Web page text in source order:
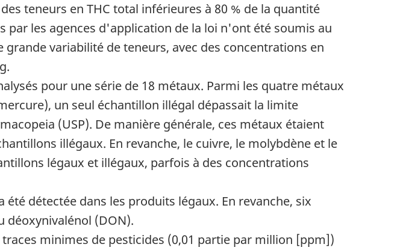
teneurs en THC total inférieures à 80 % de la quantité
les agences d'application de la loi n'ont été soumis au
variabilité de teneurs, avec des concentrations en
pour une série de 18 métaux. Parmi les quatre métaux
un seul échantillon illégal dépassait la limite
(USP). De manière générale, ces métaux étaient
illégaux. En revanche, le cuivre, le molybdène et le
légaux et illégaux, parfois à des concentrations
détectée dans les produits légaux. En revanche, six
déoxynivalénol (DON).
minimes de pesticides (0,01 partie par million [ppm])